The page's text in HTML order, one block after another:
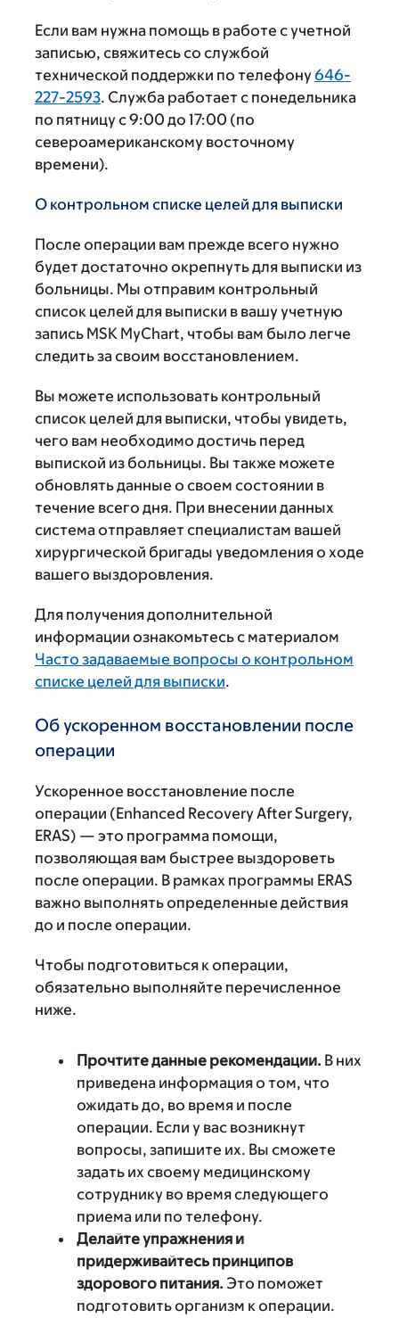
Если вам нужна помощь в работе с учетной
записью, свяжитесь со службой
технической поддержки по телефону646-
227-2593. Служба работает с понедельника
по пятницу с 9:00 до 17:00 (по
североамериканскому восточному
времени).
О контрольном списке целей для выписки
После операции вам прежде всего нужно
будет достаточно окрепнуть для выписки из
больницы. Мы отправим контрольный
список целей для выписки в вашу учетную
запись MSK MyChart, чтобы вам было легче
следить за своим восстановлением.
Вы можете использовать контрольный
список целей для выписки, чтобы увидеть,
чего вам необходимо достичь перед
выпиской из больницы. Вы также можете
обновлять данные о своем состоянии в
течение всего дня. При внесении данных
система отправляет специалистам вашей
хирургической бригады уведомления о ходе
вашего выздоровления.
Для получения дополнительной
информации ознакомьтесь с материалом
Часто задаваемые вопросы о контрольном
списке целей для выписки.
Об ускоренном восстановлении после
операции
Ускоренное восстановление после
операции (Enhanced Recovery After Surgery,
ERAS) — это программа помощи,
позволяющая вам быстрее выздороветь
после операции. В рамках программы ERAS
важно выполнять определенные действия
до и после операции.
Чтобы подготовиться к операции,
обязательно выполняйте перечисленное
ниже.
Прочтите данные рекомендации. В них
приведена информация о том, что
ожидать до, во время и после
операции. Если у вас возникнут
вопросы, запишите их. Вы сможете
задать их своему медицинскому
сотруднику во время следующего
приема или по телефону.
Делайте упражнения и
придерживайтесь принципов
здорового питания. Это поможет
подготовить организм к операции.